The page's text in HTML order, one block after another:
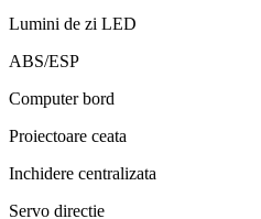
Lumini de zi LED
ABS/ESP
Computer bord
Proiectoare ceata
Inchidere centralizata
Servo directie